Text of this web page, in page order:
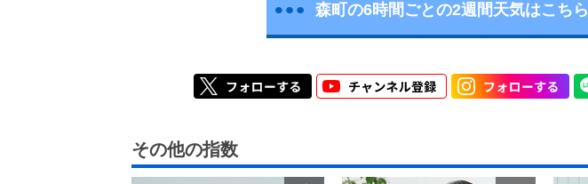
森町の6時間ごとの2週間天気はこちら
その他の指数